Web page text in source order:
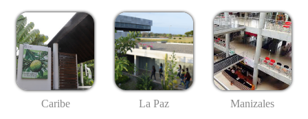
Caribe La Paz Manizales